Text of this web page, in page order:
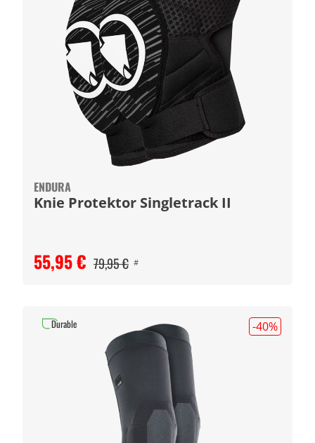
ENDURA
Knie Protektor Singletrack II
55,95 € 79,95 € #
-40%
Durable